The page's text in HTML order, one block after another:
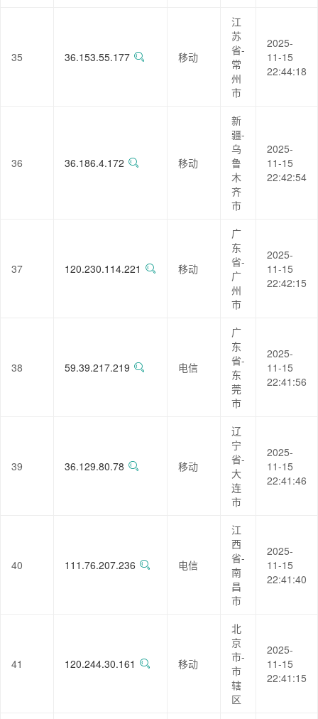
35 36.153.55.177 移动
江
苏
省-
常
州
市
2025-
11-15
22:44:18
36 36.186.4.172 移动
新
疆-
乌
鲁
木
齐
市
2025-
11-15
22:42:54
37 120.230.114.221 移动
广
东
省-
广
州
市
2025-
11-15
22:42:15
38 59.39.217.219 电信
广
东
省-
东
莞
市
2025-
11-15
22:41:56
39 36.129.80.78 移动
辽
宁
省-
大
连
市
2025-
11-15
22:41:46
40 111.76.207.236 电信
江
西
省-
南
昌
市
2025-
11-15
22:41:40
41 120.244.30.161 移动
北
京
市-
市
辖
区
2025-
11-15
22:41:15